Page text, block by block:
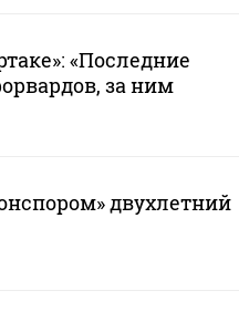
«Последние
за ним
двухлетний